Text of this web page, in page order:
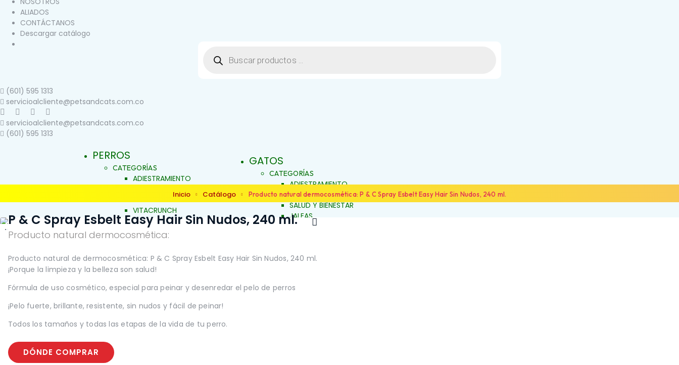
ALIADOS
CONTÁCTANOS
Descargar catálogo
(601) 595 1313
servicioalcliente@petsandcats.com.co
servicioalcliente@petsandcats.com.co
(601) 595 1313
INICIO
PERROS
CATEGORÍAS
ADIESTRAMIENTO
SALUD Y BIENESTAR
VITACRUNCH
JALEAS
JABONES NATURALES
ALERGIAS
ARTICULACIONES Y MÚSCULOS
BELLEZA Y LIMPIEZA
CONDUCTA Y COMPORTAMIENTO
CONTROL DE PESO
REPELENTE
GATOS
CATEGORÍAS
ADIESTRAMIENTO
DERMOCOSMÉTICA
SALUD Y BIENESTAR
JALEAS
JABONES NATURALES
ALERGIAS
CONDUCTA Y COMPORTAMIENTO
Inicio Catálogo Producto natural dermocosmética: P & C Spray Esbelt Easy Hair Sin Nudos, 240 ml.
Producto natural dermocosmética:
P & C Spray Esbelt Easy Hair Sin Nudos, 240 ml.
Producto natural de dermocosmética: P & C Spray Esbelt Easy Hair Sin Nudos, 240 ml.
¡Porque la limpieza y la belleza son salud!
Fórmula de uso cosmético, especial para peinar y desenredar el pelo de perros
¡Pelo fuerte, brillante, resistente, sin nudos y fácil de peinar!
Todos los tamaños y todas las etapas de la vida de tu perro.
DÓNDE COMPRAR